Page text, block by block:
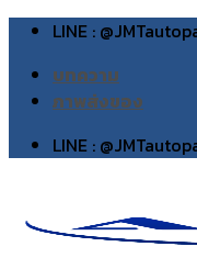
Skip
content
LINE :
บทความ
ภาพส่งของ
LINE :